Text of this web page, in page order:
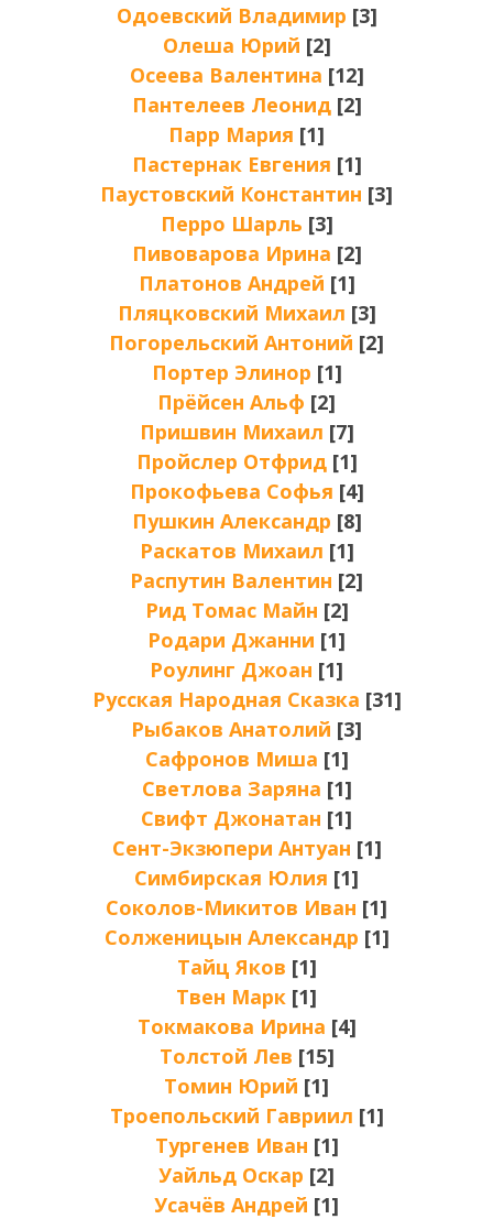
Одоевский Владимир [3]
Олеша Юрий [2]
Осеева Валентина [12]
Пантелеев Леонид [2]
Парр Мария [1]
Пастернак Евгения [1]
Паустовский Константин [3]
Перро Шарль [3]
Пивоварова Ирина [2]
Платонов Андрей [1]
Пляцковский Михаил [3]
Погорельский Антоний [2]
Портер Элинор [1]
Прёйсен Альф [2]
Пришвин Михаил [7]
Пройслер Отфрид [1]
Прокофьева Софья [4]
Пушкин Александр [8]
Раскатов Михаил [1]
Распутин Валентин [2]
Рид Томас Майн [2]
Родари Джанни [1]
Роулинг Джоан [1]
Русская Народная Сказка [31]
Рыбаков Анатолий [3]
Сафронов Миша [1]
Светлова Заряна [1]
Свифт Джонатан [1]
Сент-Экзюпери Антуан [1]
Симбирская Юлия [1]
Соколов-Микитов Иван [1]
Солженицын Александр [1]
Тайц Яков [1]
Твен Марк [1]
Токмакова Ирина [4]
Толстой Лев [15]
Томин Юрий [1]
Троепольский Гавриил [1]
Тургенев Иван [1]
Уайльд Оскар [2]
Усачёв Андрей [1]